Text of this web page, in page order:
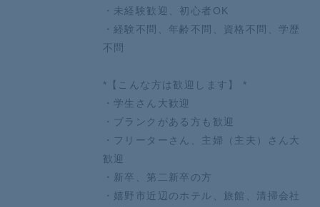
・未経験歓迎、初心者OK
・経験不問、年齢不問、資格不問、学歴
不問
*【こんな方は歓迎します】 *
・学生さん大歓迎
・ブランクがある方も歓迎
・フリーターさん、主婦（主夫）さん大
歓迎
・新卒、第二新卒の方
・嬉野市近辺のホテル、旅館、清掃会社